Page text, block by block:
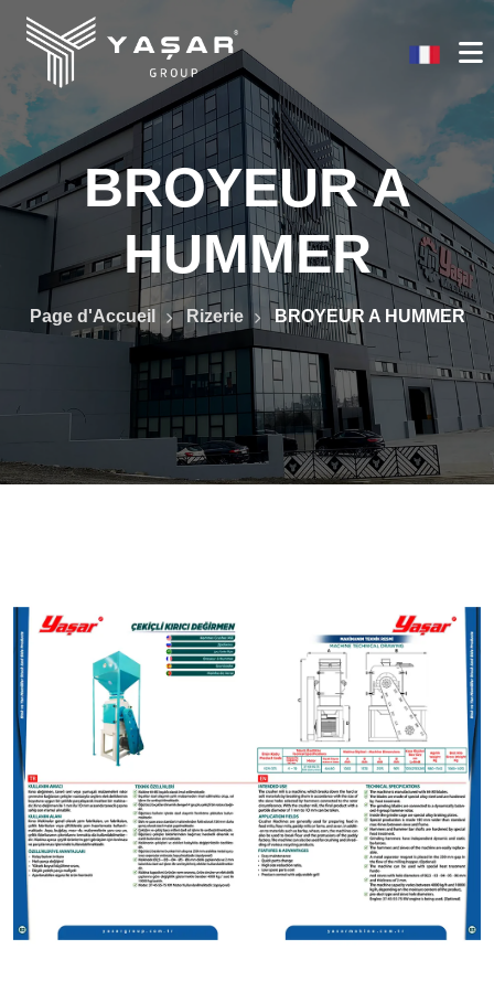
BROYEUR A
HUMMER
Page d'Accueil Rizerie BROYEUR A HUMMER